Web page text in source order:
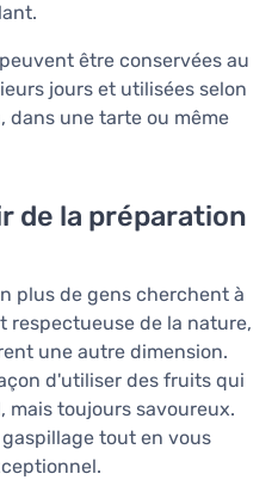
être conservées au
jours et utilisées selon
dans une tarte ou même
de la préparation
plus de gens cherchent à
respectueuse de la nature,
une autre dimension.
d'utiliser des fruits qui
toujours savoureux.
tout en vous